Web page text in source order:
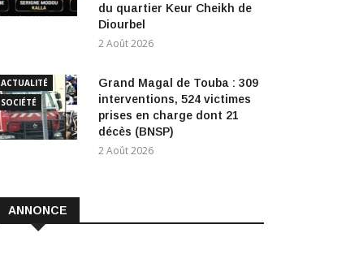
du quartier Keur Cheikh de
Diourbel
2 Août 2026
ACTUALITÉ
SOCIÉTÉ
Grand Magal de Touba : 309
interventions, 524 victimes
prises en charge dont 21
décès (BNSP)
2 Août 2026
ANNONCE